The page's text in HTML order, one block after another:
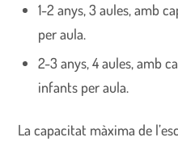
1-2 anys, 3 aules, amb
per aula.
2-3 anys, 4 aules, amb
infants per aula.
La capacitat màxima de